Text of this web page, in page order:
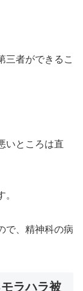
者ができるこ
いところは直
で、精神科の病
ラハラ被